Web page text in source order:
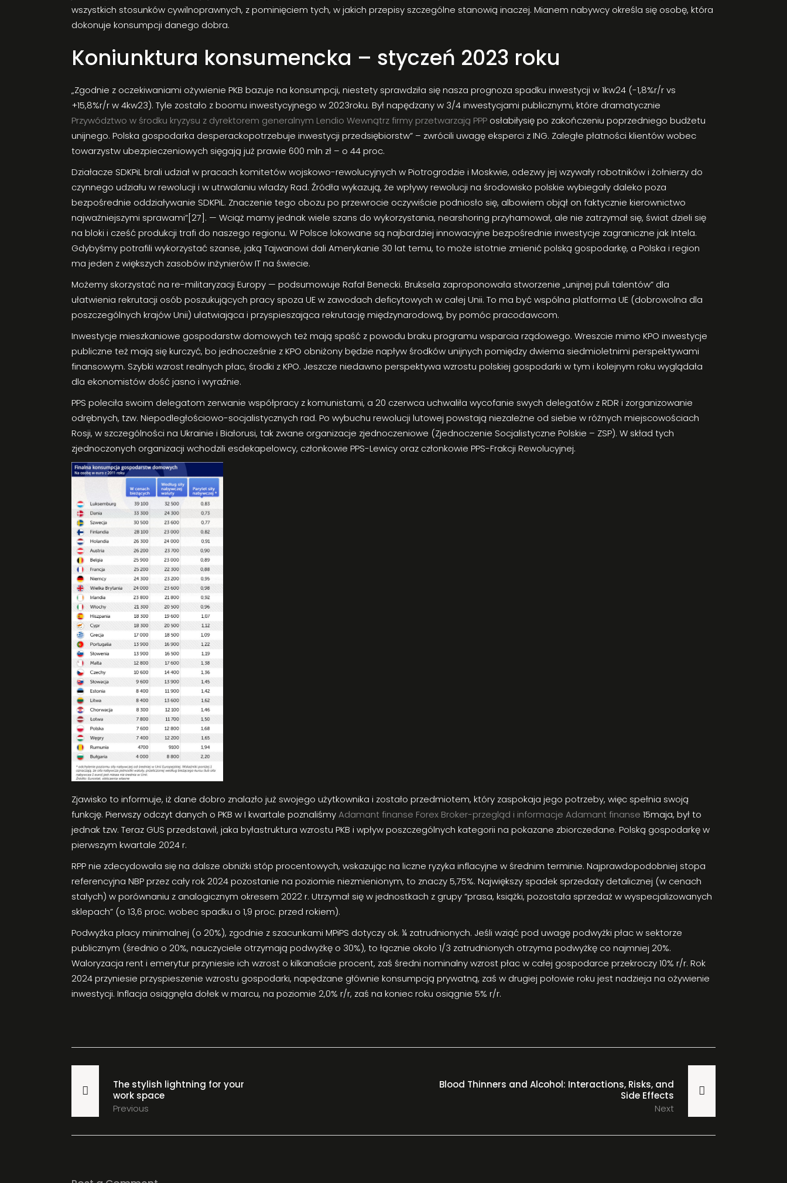
wszystkich stosunków cywilnoprawnych, z pominięciem tych, w jakich przepisy szczególne stanowią inaczej. Mianem nabywcy określa się osobę, która
dokonuje konsumpcji danego dobra.
Koniunktura konsumencka – styczeń 2023 roku
„Zgodnie z oczekiwaniami ożywienie PKB bazuje na konsumpcji, niestety sprawdziła się nasza prognoza spadku inwestycji w 1kw24 (-1,8%r/r vs
+15,8%r/r w 4kw23). Tyle zostało z boomu inwestycyjnego w 2023roku. Był napędzany w 3/4 inwestycjami publicznymi, które dramatycznie
Przywództwo w środku kryzysu z dyrektorem generalnym Lendio Wewnątrz firmy przetwarzają PPP osłabiłysię po zakończeniu poprzedniego budżetu
unijnego. Polska gospodarka desperackopotrzebuje inwestycji przedsiębiorstw” – zwrócili uwagę eksperci z ING. Zaległe płatności klientów wobec
towarzystw ubezpieczeniowych sięgają już prawie 600 mln zł – o 44 proc.
Działacze SDKPiL brali udział w pracach komitetów wojskowo-rewolucyjnych w Piotrogrodzie i Moskwie, odezwy jej wzywały robotników i żołnierzy do
czynnego udziału w rewolucji i w utrwalaniu władzy Rad. Źródła wykazują, że wpływy rewolucji na środowisko polskie wybiegały daleko poza
bezpośrednie oddziaływanie SDKPiL. Znaczenie tego obozu po przewrocie oczywiście podniosło się, albowiem objął on faktycznie kierownictwo
najważniejszymi sprawami”[27]. — Wciąż mamy jednak wiele szans do wykorzystania, nearshoring przyhamował, ale nie zatrzymał się, świat dzieli się
na bloki i cześć produkcji trafi do naszego regionu. W Polsce lokowane są najbardziej innowacyjne bezpośrednie inwestycje zagraniczne jak Intela.
Gdybyśmy potrafili wykorzystać szanse, jaką Tajwanowi dali Amerykanie 30 lat temu, to może istotnie zmienić polską gospodarkę, a Polska i region
ma jeden z większych zasobów inżynierów IT na świecie.
Możemy skorzystać na re-militaryzacji Europy — podsumowuje Rafał Benecki. Bruksela zaproponowała stworzenie „unijnej puli talentów” dla
ułatwienia rekrutacji osób poszukujących pracy spoza UE w zawodach deficytowych w całej Unii. To ma być wspólna platforma UE (dobrowolna dla
poszczególnych krajów Unii) ułatwiająca i przyspieszająca rekrutację międzynarodową, by pomóc pracodawcom.
Inwestycje mieszkaniowe gospodarstw domowych też mają spaść z powodu braku programu wsparcia rządowego. Wreszcie mimo KPO inwestycje
publiczne też mają się kurczyć, bo jednocześnie z KPO obniżony będzie napływ środków unijnych pomiędzy dwiema siedmioletnimi perspektywami
finansowym. Szybki wzrost realnych płac, środki z KPO. Jeszcze niedawno perspektywa wzrostu polskiej gospodarki w tym i kolejnym roku wyglądała
dla ekonomistów dość jasno i wyraźnie.
PPS poleciła swoim delegatom zerwanie współpracy z komunistami, a 20 czerwca uchwaliła wycofanie swych delegatów z RDR i zorganizowanie
odrębnych, tzw. Niepodległościowo-socjalistycznych rad. Po wybuchu rewolucji lutowej powstają niezależne od siebie w różnych miejscowościach
Rosji, w szczególności na Ukrainie i Białorusi, tak zwane organizacje zjednoczeniowe (Zjednoczenie Socjalistyczne Polskie – ZSP). W skład tych
zjednoczonych organizacji wchodzili esdekapelowcy, członkowie PPS-Lewicy oraz członkowie PPS-Frakcji Rewolucyjnej.
Zjawisko to informuje, iż dane dobro znalazło już swojego użytkownika i zostało przedmiotem, który zaspokaja jego potrzeby, więc spełnia swoją
funkcję. Pierwszy odczyt danych o PKB w I kwartale poznaliśmyAdamant finanse Forex Broker-przegląd i informacje Adamant finanse 15maja, był to
jednak tzw. Teraz GUS przedstawił, jaka byłastruktura wzrostu PKB i wpływ poszczególnych kategorii na pokazane zbiorczedane. Polską gospodarkę w
pierwszym kwartale 2024 r.
RPP nie zdecydowała się na dalsze obniżki stóp procentowych, wskazując na liczne ryzyka inflacyjne w średnim terminie. Najprawdopodobniej stopa
referencyjna NBP przez cały rok 2024 pozostanie na poziomie niezmienionym, to znaczy 5,75%. Największy spadek sprzedaży detalicznej (w cenach
stałych) w porównaniu z analogicznym okresem 2022 r. Utrzymał się w jednostkach z grupy “prasa, książki, pozostała sprzedaż w wyspecjalizowanych
sklepach” (o 13,6 proc. wobec spadku o 1,9 proc. przed rokiem).
Podwyżka płacy minimalnej (o 20%), zgodnie z szacunkami MPiPS dotyczy ok. ¼ zatrudnionych. Jeśli wziąć pod uwagę podwyżki płac w sektorze
publicznym (średnio o 20%, nauczyciele otrzymają podwyżkę o 30%), to łącznie około 1/3 zatrudnionych otrzyma podwyżkę co najmniej 20%.
Waloryzacja rent i emerytur przyniesie ich wzrost o kilkanaście procent, zaś średni nominalny wzrost płac w całej gospodarce przekroczy 10% r/r. Rok
2024 przyniesie przyspieszenie wzrostu gospodarki, napędzane głównie konsumpcją prywatną, zaś w drugiej połowie roku jest nadzieja na ożywienie
inwestycji. Inflacja osiągnęła dołek w marcu, na poziomie 2,0% r/r, zaś na koniec roku osiągnie 5% r/r.
The stylish lightning for your
work space
Previous
Blood Thinners and Alcohol: Interactions, Risks, and
Side Effects
Next